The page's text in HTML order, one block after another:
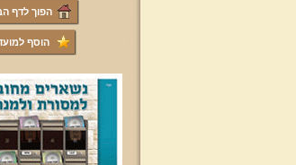
הפוך לדף
הוסף